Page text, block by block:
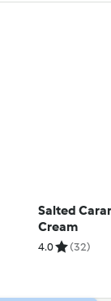
Salted
Cream
4.0 (32)